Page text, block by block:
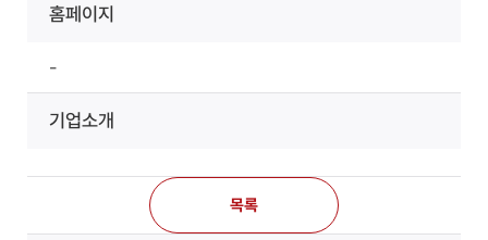
홈페이지
-
기업소개
목록